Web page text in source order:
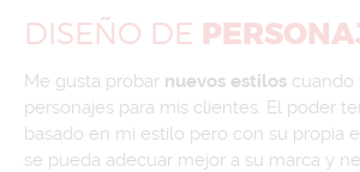
DISEÑO DE
Me gusta probar nuevos estilos cuando
personajes para mis clientes. El poder
basado en mi estilo pero con su propia
se pueda adecuar mejor a su marca y